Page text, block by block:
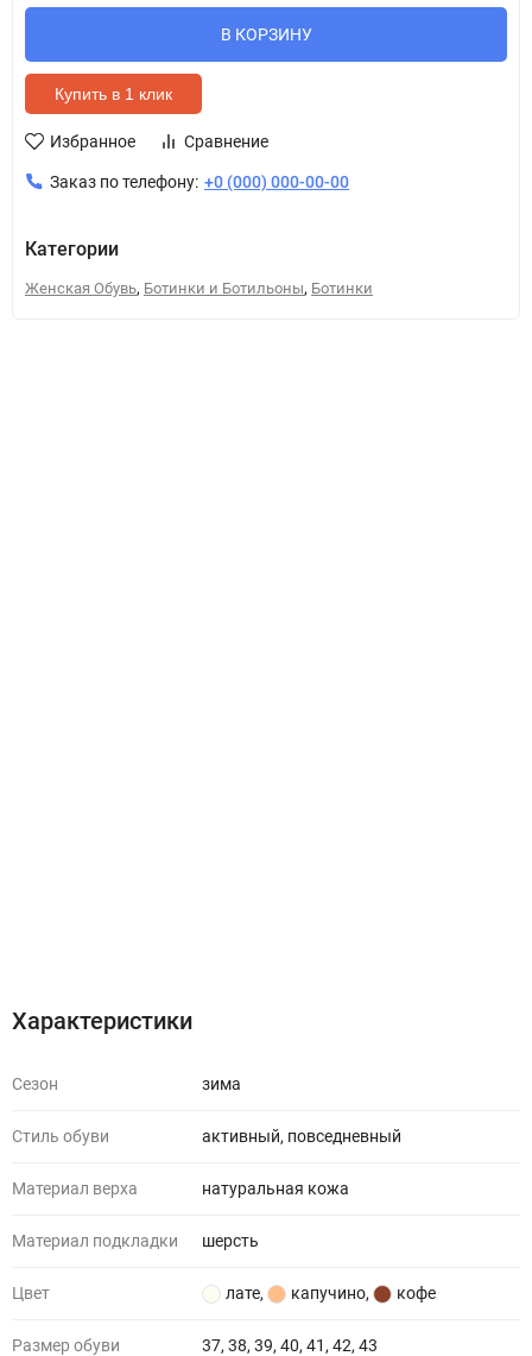
В КОРЗИНУ
Купить в 1 клик
Избранное Сравнение
Заказ по телефону: +0 (000) 000-00-00
Категории
Женская Обувь, Ботинки и Ботильоны, Ботинки
Характеристики
Сезон зима
Стиль обуви активный, повседневный
Материал верха натуральная кожа
Материал подкладки шерсть
Цвет лате, капучино, кофе
Размер обуви 37, 38, 39, 40, 41, 42, 43